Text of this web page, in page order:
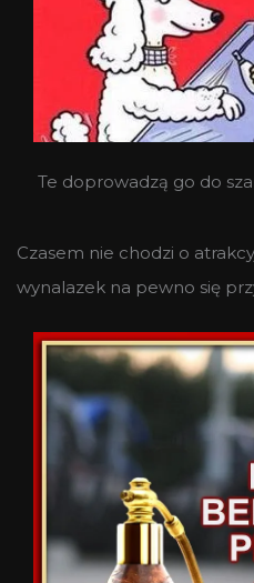
Te doprowadzą go do
Czasem nie chodzi o
wynalazek na pewno się